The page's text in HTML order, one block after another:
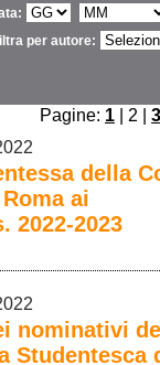
per autore:
Pagine: 1 | 2 | 3
della
ai
2022-2023
nominativi
Studentesca